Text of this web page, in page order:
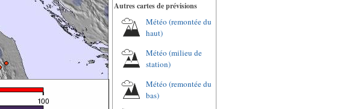
Autres cartes de prévisions
Météo (remontée du
haut)
Météo (milieu de
station)
Météo (remontée du
bas)